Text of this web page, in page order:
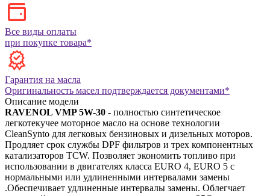
Все виды оплаты
при покупке товара*
Гарантия на масла
Оригинальность масел подтверждается документами*
Описание модели
RAVENOL VMP 5W-30 - полностью синтетическое
легкотекучее моторное масло на основе технологии
CleanSynto для легковых бензиновых и дизельных моторов.
Продляет срок службы DPF фильтров и трех компонентных
катализаторов TCW. Позволяет экономить топливо при
использовании в двигателях класса EURO 4, EURO 5 с
нормальными или удлиненными интервалами замены
.Обеспечивает удлиненные интервалы замены. Облегчает